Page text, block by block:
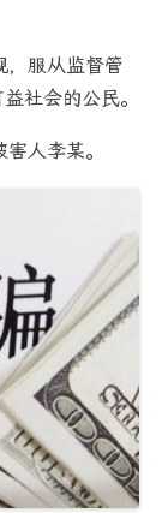
，服从监督管
社会的公民。
人李某。